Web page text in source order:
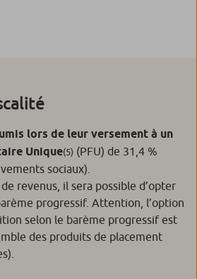
lors de leur versement à un
Unique(5) (PFU) de 31,4 %
sociaux).
revenus, il sera possible d’opter
progressif. Attention, l’option
selon le barème progressif est
des produits de placement